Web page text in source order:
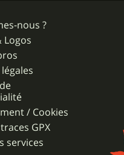
nous ?
Logos
/ Cookies
GPX
services